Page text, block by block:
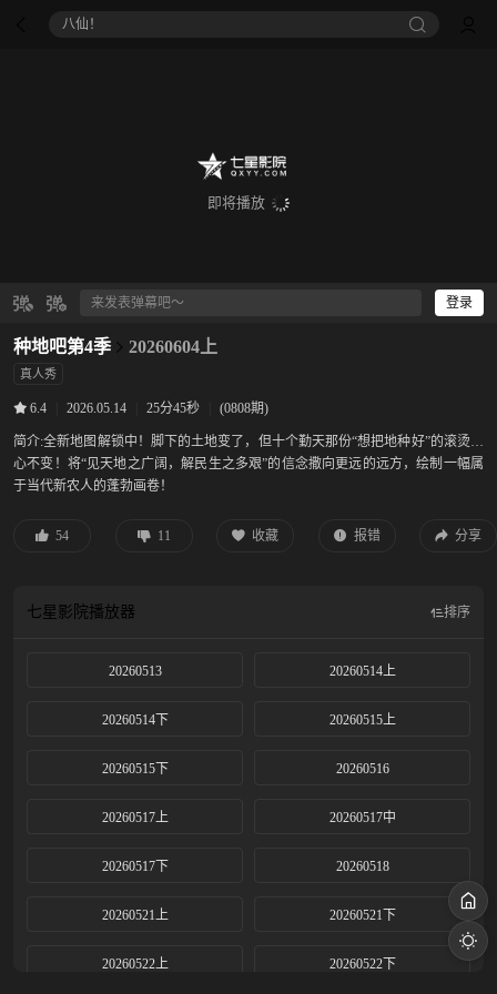
八仙！
即将播放
登录
种地吧第4季 20260604上
真人秀
6.4 2026.05.14 25分45秒 (0808期)
简介:全新地图解锁中！脚下的土地变了，但十个勤天那份“想把地种好”的滚烫初
心不变！将“见天地之广阔，解民生之多艰”的信念撒向更远的远方，绘制一幅属
于当代新农人的蓬勃画卷！
54 11 收藏 报错 分享
七星影院播放器 排序
20260513 20260514上
20260514下 20260515上
20260515下 20260516
20260517上 20260517中
20260517下 20260518
20260521上 20260521下
20260522上 20260522下